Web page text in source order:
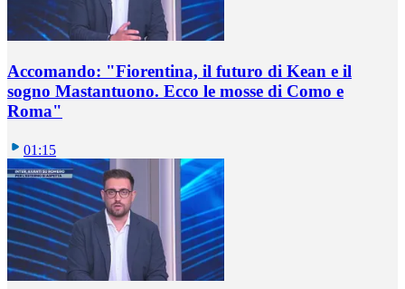
Accomando: "Fiorentina, il futuro di Kean e il
sogno Mastantuono. Ecco le mosse di Como e
Roma"
01:15